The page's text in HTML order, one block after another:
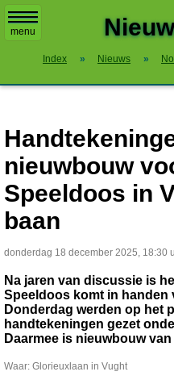
menu
Index » Nieuws »
nieuwbouw
Speeldoos in
baan
donderdag 18 december 2025, 18:30
Na jaren van discussie is
Speeldoos komt in handen
Donderdag werden op het
handtekeningen gezet
Daarmee is nieuwbouw
Waar: Glorieuxlaan in Vught